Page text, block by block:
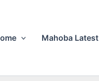
Mahoba Latest